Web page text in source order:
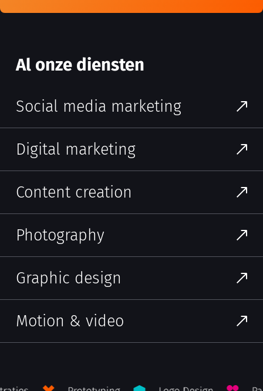
Al onze diensten
Social media marketing
Digital marketing
Content creation
Photography
Graphic design
Motion & video